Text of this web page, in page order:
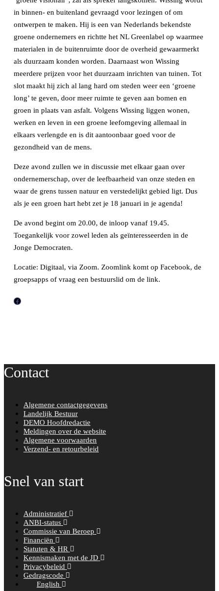
in binnen- en buitenland gevraagd voor lezingen of om
ontwerpen te maken. Hij is een van Nederlands bekendste
groene ondernemers en richtte het NL Greenlabel op waarmee
materialen in de buitenruimte door de overheid gewaarmerkt
als duurzaam konden worden. Daarnaast won Wissing
meerdere prijzen voor het duurzaam inrichten van tuinen. Tot
slot maakt hij zich al lang hard om steden weer een ‘groene
long’ te geven, door meer ruimte te geven aan bomen en
groen in plaats van asfalt. Volgens Wissing liggen wonen,
werken en leven in een groene leefomgeving allemaal in
elkaars verlengde en is dit aantoonbaar goed voor de
gezondheid van de mens.
Deze avond zullen we in discussie met elkaar gaan over
ondernemerschap, over de leefbaarheid van onze steden en
waar de grens tussen natuur en verstedelijkt gebied ligt. Dus
als je een groen hart hebt zet je 18 januari in je agenda!
De avond begint om 20.00, de inloop vanaf 19.45.
Toegankelijk voor zowel leden als geïnteresseerden in de
Jonge Democraten.
Locatie: Digitaal, via Zoom. Zoomlink komt op Facebook, de
groepsapps of vraag een bestuurslid om de link.
F
o
Contact
Algemene contactgegevens
Landelijk Bestuur
DEMO Hoofdredactie
Meldingen over de website
Algemene voorwaarden
Verzend- en retourbeleid
Snel van start
Administratief
ANBI-status
Commissie van Beroep
Financiën
Statuten & HR
Kennismaken met de JD
Privacybeleid
Gedragscode
English